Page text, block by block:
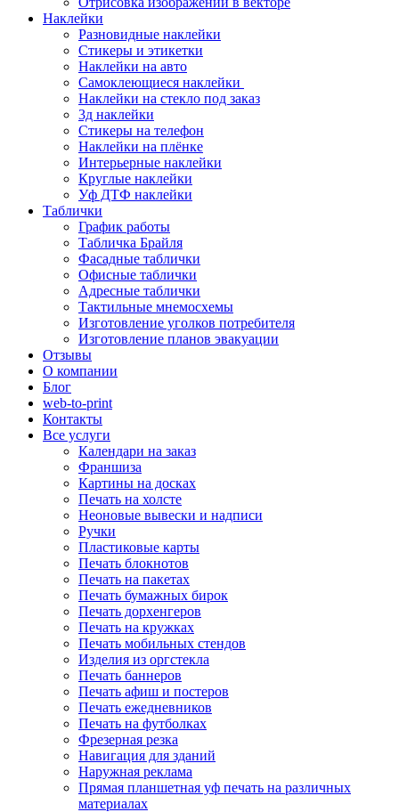
Наклейки
Разновидные наклейки
Стикеры и этикетки
Наклейки на авто
Самоклеющиеся наклейки
Наклейки на стекло под заказ
3д наклейки
Cтикеры на телефон
Наклейки на плёнке
Интерьерные наклейки
Круглые наклейки
Уф ДТФ наклейки
Таблички
График работы
Табличка Брайля
Фасадные таблички
Офисные таблички
Адресные таблички
Тактильные мнемосхемы
Изготовление уголков потребителя
Изготовление планов эвакуации
Отзывы
О компании
Блог
web-to-print
Контакты
Все услуги
Календари на заказ
Франшиза
Картины на досках
Печать на холсте
Неоновые вывески и надписи
Ручки
Пластиковые карты
Печать блокнотов
Печать на пакетах
Печать бумажных бирок
Печать дорхенгеров
Печать на кружках
Печать мобильных стендов
Изделия из оргстекла
Печать баннеров
Печать афиш и постеров
Печать ежедневников
Печать на футболках
Фрезерная резка
Навигация для зданий
Наружная реклама
Прямая планшетная уф печать на различных
материалах